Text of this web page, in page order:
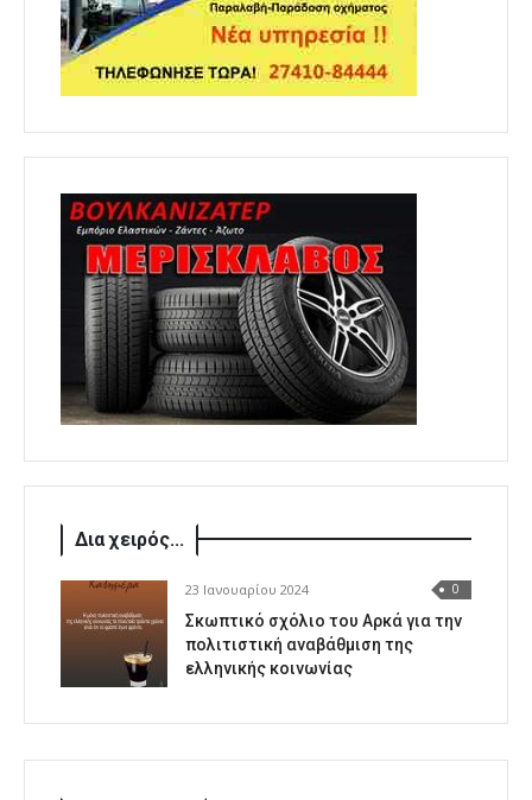
Δια χειρός...
23 Ιανουαρίου 2024 0
Σκωπτικό σχόλιο του Αρκά για την
πολιτιστική αναβάθμιση της
ελληνικής κοινωνίας